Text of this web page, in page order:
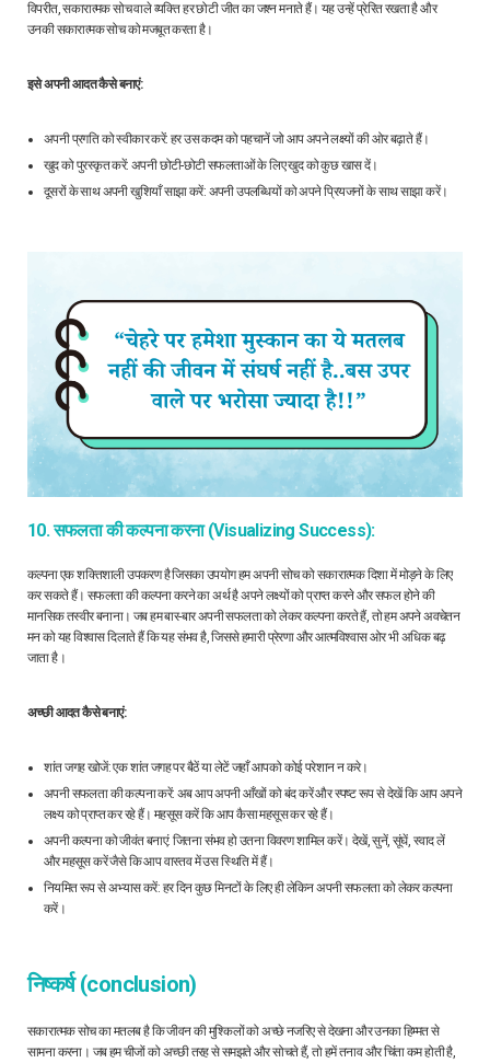
विपरीत, सकारात्मक सोच वाले व्यक्ति हर छोटी जीत का जश्न मनाते हैं। यह उन्हें प्रेरित रखता है और
उनकी सकारात्मक सोच को मजबूत करता है।
इसे अपनी आदत कैसे बनाएं:
अपनी प्रगति को स्वीकार करें: हर उस कदम को पहचानें जो आप अपने लक्ष्यों की ओर बढ़ाते हैं।
खुद को पुरस्कृत करें: अपनी छोटी-छोटी सफलताओं के लिए खुद को कुछ खास दें।
दूसरों के साथ अपनी खुशियाँ साझा करें: अपनी उपलब्धियों को अपने प्रियजनों के साथ साझा करें।
10. सफलता की कल्पना करना (Visualizing Success):
कल्पना एक शक्तिशाली उपकरण है जिसका उपयोग हम अपनी सोच को सकारात्मक दिशा में मोड़ने के लिए
कर सकते हैं। सफलता की कल्पना करने का अर्थ है अपने लक्ष्यों को प्राप्त करने और सफल होने की
मानसिक तस्वीर बनाना। जब हम बार-बार अपनी सफलता को लेकर कल्पना करते हैं, तो हम अपने अवचेतन
मन को यह विश्वास दिलाते हैं कि यह संभव है, जिससे हमारी प्रेरणा और आत्मविश्वास ओर भी अधिक बढ़
जाता है।
अच्छी आदत कैसे बनाएं:
शांत जगह खोजें: एक शांत जगह पर बैठें या लेटें जहाँ आपको कोई परेशान न करे।
अपनी सफलता की कल्पना करें: अब आप अपनी आँखों को बंद करें और स्पष्ट रूप से देखें कि आप अपने
लक्ष्य को प्राप्त कर रहे हैं। महसूस करें कि आप कैसा महसूस कर रहे हैं।
अपनी कल्पना को जीवंत बनाएं: जितना संभव हो उतना विवरण शामिल करें। देखें, सुनें, सूंघें, स्वाद लें
और महसूस करें जैसे कि आप वास्तव में उस स्थिति में हैं।
नियमित रूप से अभ्यास करें: हर दिन कुछ मिनटों के लिए ही लेकिन अपनी सफलता को लेकर कल्पना
करें।
निष्कर्ष (conclusion)
सकारात्मक सोच का मतलब है कि जीवन की मुश्किलों को अच्छे नजरिए से देखना और उनका हिम्मत से
सामना करना। जब हम चीजों को अच्छी तरह से समझते और सोचते हैं, तो हमें तनाव और चिंता कम होती है,